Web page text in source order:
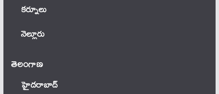
కర్నూలు
నెల్లూరు
తెలంగాణ‌
హైదరాబాద్